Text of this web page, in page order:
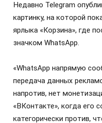
Недавно Telegram
картинку, на которой
ярлыка «Корзина», где
значком WhatsApp.
«WhatsApp напрямую
передача данных
напротив, нет
«ВКонтакте», когда его
категорически против,